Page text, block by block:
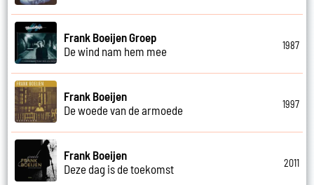
Frank Boeijen Groep
De wind nam hem mee
1987
Frank Boeijen
De woede van de armoede
1997
Frank Boeijen
Deze dag is de toekomst
2011